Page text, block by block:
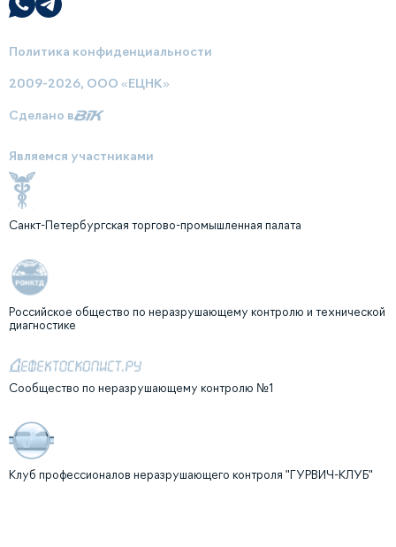
Политика конфиденциальности
2009-2026, ООО «ЕЦНК»
Сделано в
Являемся участниками
Санкт-Петербургская торгово-промышленная палата
Российское общество по неразрушающему контролю и технической
диагностике
Сообщество по неразрушающему контролю №1
Клуб профессионалов неразрушающего контроля "ГУРВИЧ-КЛУБ"